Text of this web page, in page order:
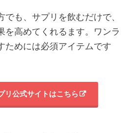
も、サプリを飲むだけで、
を高めてくれるます。ワンラ
ためには必須アイテムです
リ公式サイトはこちら